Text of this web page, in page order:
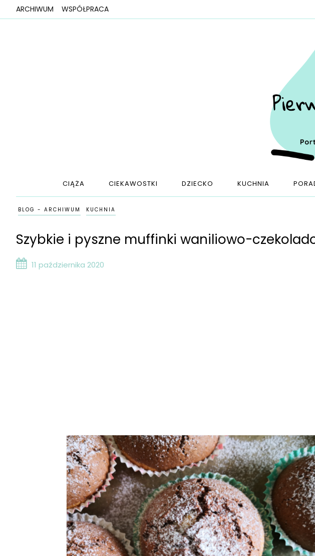
ARCHIWUM WSPÓŁPRACA
CIĄŻA CIEKAWOSTKI DZIECKO KUCHNIA
BLOG - ARCHIWUM KUCHNIA
Szybkie i pyszne muffinki waniliowo-
11 października 2020